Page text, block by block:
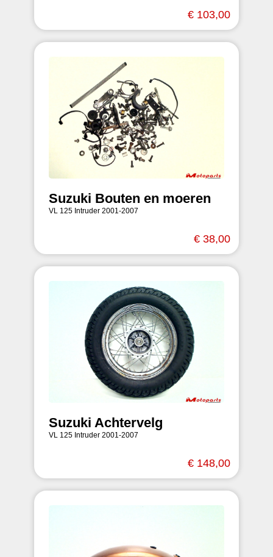
€ 103,00
Suzuki Bouten en moeren
VL 125 Intruder 2001-2007
€ 38,00
Suzuki Achtervelg
VL 125 Intruder 2001-2007
€ 148,00